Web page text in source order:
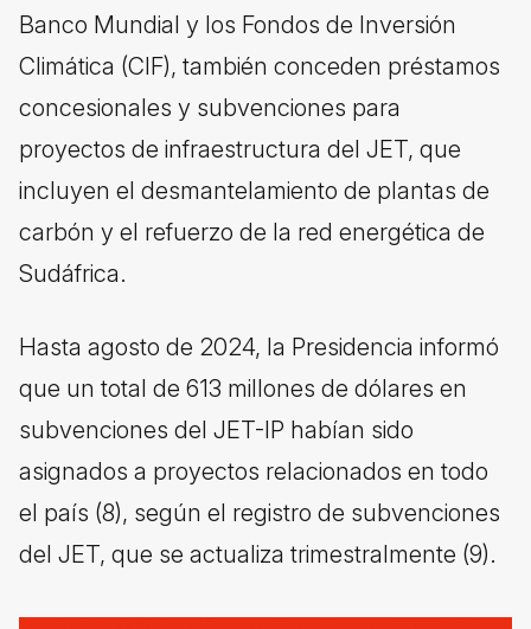
Banco Mundial y los Fondos de Inversión
Climática (CIF), también conceden préstamos
concesionales y subvenciones para
proyectos de infraestructura del JET, que
incluyen el desmantelamiento de plantas de
carbón y el refuerzo de la red energética de
Sudáfrica.
Hasta agosto de 2024, la Presidencia informó
que un total de 613 millones de dólares en
subvenciones del JET-IP habían sido
asignados a proyectos relacionados en todo
el país (8), según el registro de subvenciones
del JET, que se actualiza trimestralmente (9).